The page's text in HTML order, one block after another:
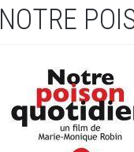
NOTRE